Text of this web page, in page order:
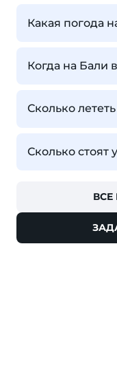
Какая погода
Когда на Бали
Сколько
Сколько стоят